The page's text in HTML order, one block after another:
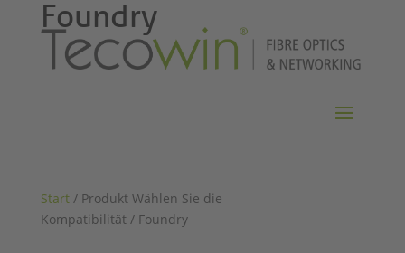
Start/ Produkt Wählen Sie die
Kompatibilität / Foundry
Foundry